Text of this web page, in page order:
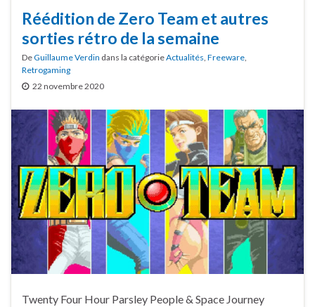
Réédition de Zero Team et autres
sorties rétro de la semaine
DeGuillaume Verdin dans la catégorieActualités Freeware
Retrogaming
22 novembre 2020
Twenty Four Hour Parsley People & Space Journey